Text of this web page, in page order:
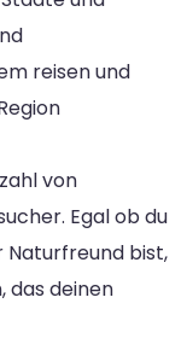
reisen und
von
Egal ob du
Naturfreund bist,
das deinen